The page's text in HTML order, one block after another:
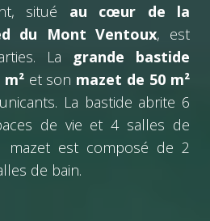
situé au cœur de la
du Mont Ventoux, est
La grande bastide
et son mazet de 50 m²
La bastide abrite 6
de vie et 4 salles de
mazet est composé de 2
de bain.